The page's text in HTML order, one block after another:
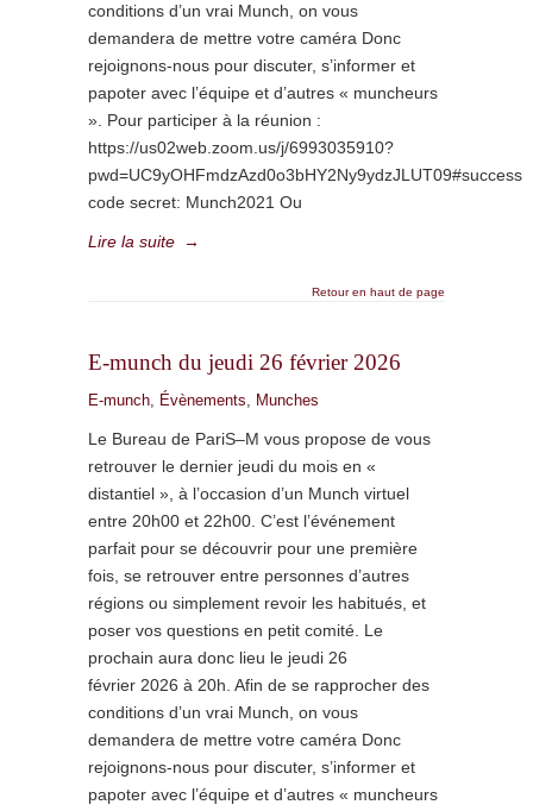
conditions d’un vrai Munch, on vous
demandera de mettre votre caméra Donc
rejoignons-nous pour discuter, s’informer et
papoter avec l’équipe et d’autres « muncheurs
». Pour participer à la réunion :
https://us02web.zoom.us/j/6993035910?
pwd=UC9yOHFmdzAzd0o3bHY2Ny9ydzJLUT09#success
code secret: Munch2021 Ou
Lire la suite →
Retour en haut de page
E-munch du jeudi 26 février 2026
E-munch, Évènements, Munches
Le Bureau de PariS–M vous propose de vous
retrouver le dernier jeudi du mois en «
distantiel », à l’occasion d’un Munch virtuel
entre 20h00 et 22h00. C’est l’événement
parfait pour se découvrir pour une première
fois, se retrouver entre personnes d’autres
régions ou simplement revoir les habitués, et
poser vos questions en petit comité. Le
prochain aura donc lieu le jeudi 26
février 2026 à 20h. Afin de se rapprocher des
conditions d’un vrai Munch, on vous
demandera de mettre votre caméra Donc
rejoignons-nous pour discuter, s’informer et
papoter avec l’équipe et d’autres « muncheurs